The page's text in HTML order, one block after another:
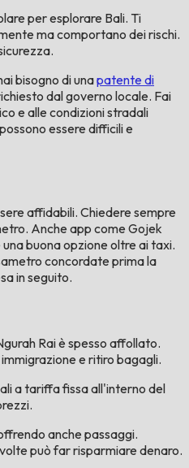
per esplorare Bali. Ti
ma comportano dei rischi.
bisogno di unapatente di
dal governo locale. Fai
e alle condizioni stradali
essere difficili e
affidabili. Chiedere sempre
Anche app come Gojek
buona opzione oltre ai taxi.
concordate prima la
in seguito.
Rai è spesso affollato.
e ritiro bagagli.
a tariffa fissa all'interno del
anche passaggi.
può far risparmiare denaro.